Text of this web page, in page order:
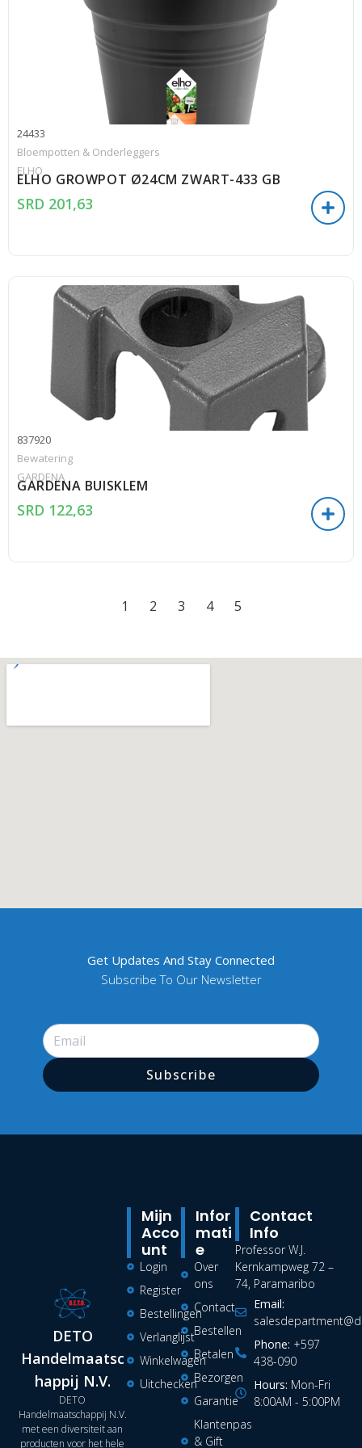
24433
Bloempotten & Onderleggers
ELHO
ELHO GROWPOT Ø24CM ZWART-433 GB
SRD 201,63
837920
Bewatering
GARDENA
GARDENA BUISKLEM
SRD 122,63
1 2 3 4 5
Get Updates And Stay Connected
Subscribe To Our Newsletter
Subscribe
DETO
Handelmaatsc
happij N.V.
DETO
Handelmaatschappij N.V.
met een diversiteit aan
producten voor het hele
Infor
Mati
E
Over
ons
Contact
Bestellen
Betalen
Bezorgen
Garantie
Klantenpas
& Gift
Mijn
Acco
Unt
Login
Register
Bestellingen
Verlanglijst
Winkelwagen
Uitchecken
Contact
Info
Professor W.J.
Kernkampweg 72 –
74, Paramaribo
Email:
Phone: +597
438-090
Hours: Mon-Fri
8:00AM - 5:00PM